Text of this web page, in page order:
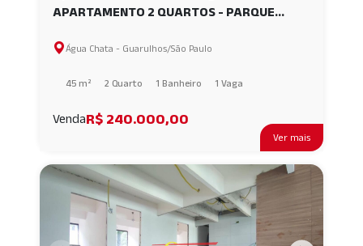
Ver mais
APARTAMENTO 2 QUARTOS - PARQUE
Água Chata - Guarulhos/São Paulo
45 m² 2 Quarto 1 Banheiro 1 Vaga
VendaR$ 240.000,00